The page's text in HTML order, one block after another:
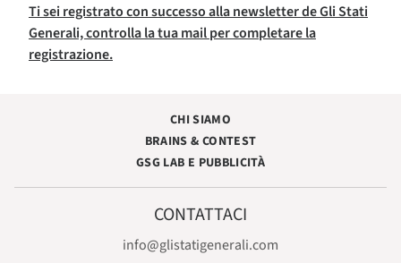
Ti sei registrato con successo alla newsletter de Gli Stati
Generali, controlla la tua mail per completare la
registrazione.
CHI SIAMO
BRAINS & CONTEST
GSG LAB E PUBBLICITÀ
CONTATTACI
info@glistatigenerali.com